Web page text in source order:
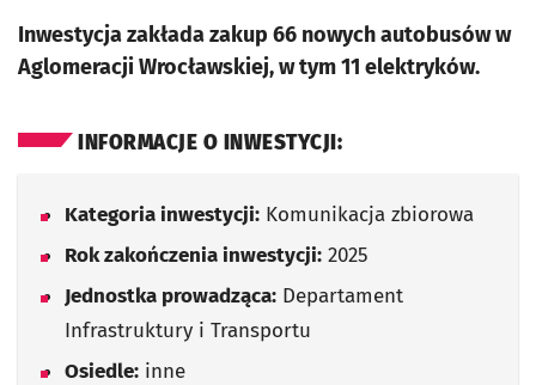
Inwestycja zakłada zakup 66 nowych autobusów w
Aglomeracji Wrocławskiej, w tym 11 elektryków.
INFORMACJE O INWESTYCJI:
Kategoria inwestycji: Komunikacja zbiorowa
Rok zakończenia inwestycji: 2025
Jednostka prowadząca: Departament
Infrastruktury i Transportu
Osiedle: inne